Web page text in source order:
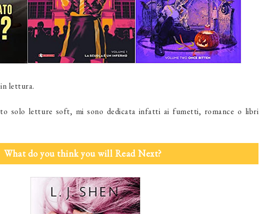
lettura.
solo letture soft, mi sono dedicata infatti ai fumetti, romance o libri
What do you think you will Read Next?